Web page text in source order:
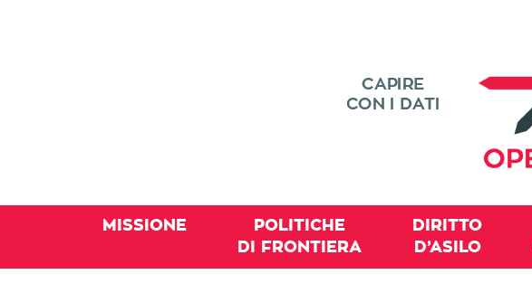
MISSIONE
POLITICHE
DI FRONTIERA
DIRITTO
D’ASILO